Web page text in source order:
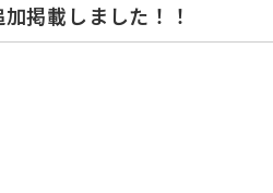
掲載しました！！